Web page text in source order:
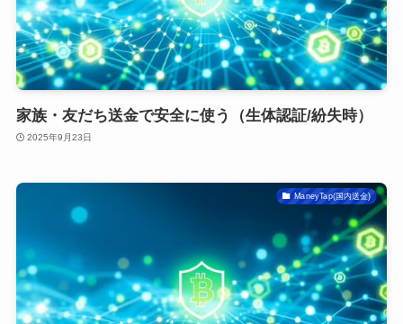
家族・友だち送金で安全に使う（生体認証/紛失時）
2025年9月23日
ManeyTap(国内送金)